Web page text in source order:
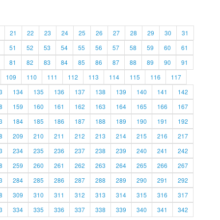
21 22 23 24 25 26 27 28 29 30
31
51 52 53 54 55 56 57 58 59 60
61
81 82 83 84 85 86 87 88 89 90
91
109 110 111 112 113 114 115 116
117
134 135 136 137 138 139 140 141
142
159 160 161 162 163 164 165 166
167
184 185 186 187 188 189 190 191
192
209 210 211 212 213 214 215 216
217
234 235 236 237 238 239 240 241
242
259 260 261 262 263 264 265 266
267
284 285 286 287 288 289 290 291
292
309 310 311 312 313 314 315 316
317
334 335 336 337 338 339 340 341 342